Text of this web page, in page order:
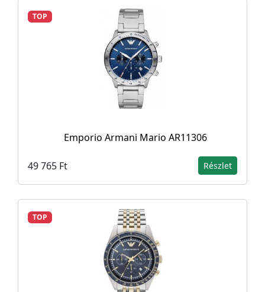
TOP
Emporio Armani Mario AR11306
49 765 Ft Részlet
TOP